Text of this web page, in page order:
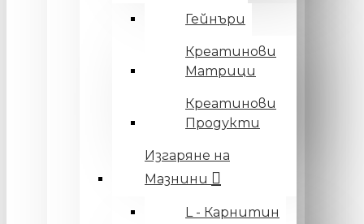
Гейнъри
Креатинови
Матрици
Креатинови
Продукти
Изгаряне на
Мазнини
L - Карнитин